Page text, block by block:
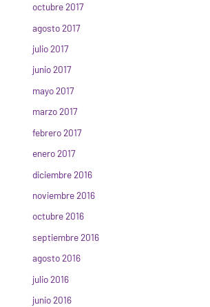
octubre 2017
agosto 2017
julio 2017
junio 2017
mayo 2017
marzo 2017
febrero 2017
enero 2017
diciembre 2016
noviembre 2016
octubre 2016
septiembre 2016
agosto 2016
julio 2016
junio 2016